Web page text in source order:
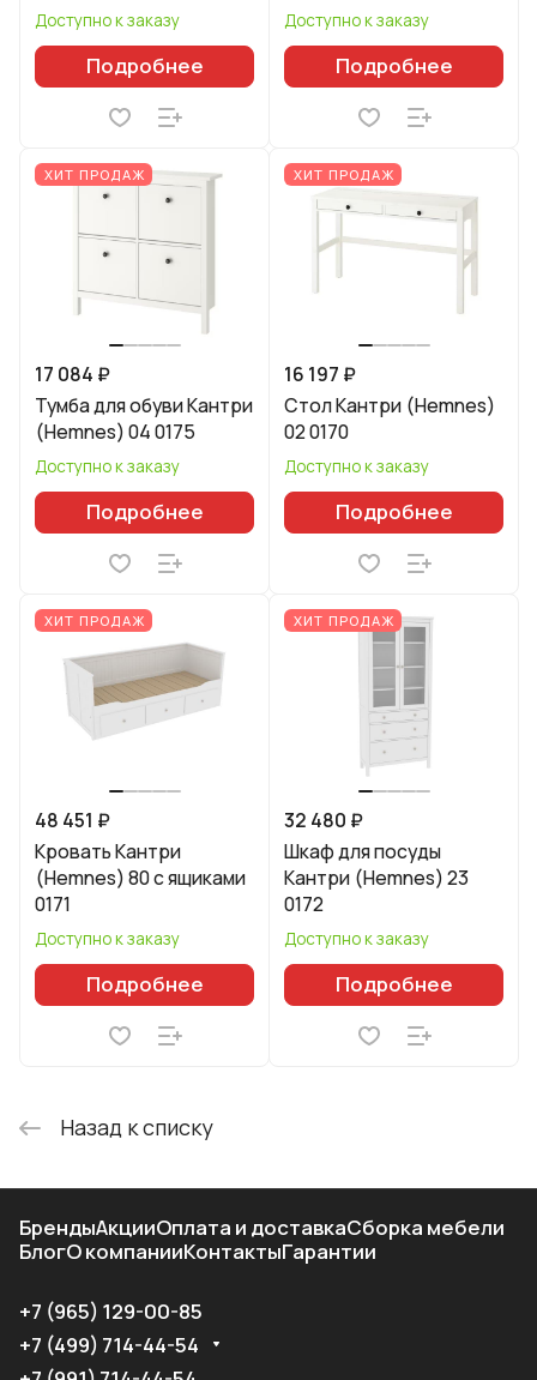
Доступно к заказу
Подробнее
Доступно к заказу
Подробнее
ХИТ ПРОДАЖ
17 084 ₽
Тумба для обуви Кантри
(Hemnes) 04 0175
Доступно к заказу
Подробнее
ХИТ ПРОДАЖ
16 197 ₽
Стол Кантри (Hemnes)
02 0170
Доступно к заказу
Подробнее
ХИТ ПРОДАЖ
48 451 ₽
Кровать Кантри
(Hemnes) 80 с ящиками
0171
Доступно к заказу
Подробнее
ХИТ ПРОДАЖ
32 480 ₽
Шкаф для посуды
Кантри (Hemnes) 23
0172
Доступно к заказу
Подробнее
Назад к списку
БрендыАкцииОплата и доставкаСборка мебели
БлогО компанииКонтактыГарантии
+7 (965) 129-00-85
+7 (499) 714-44-54